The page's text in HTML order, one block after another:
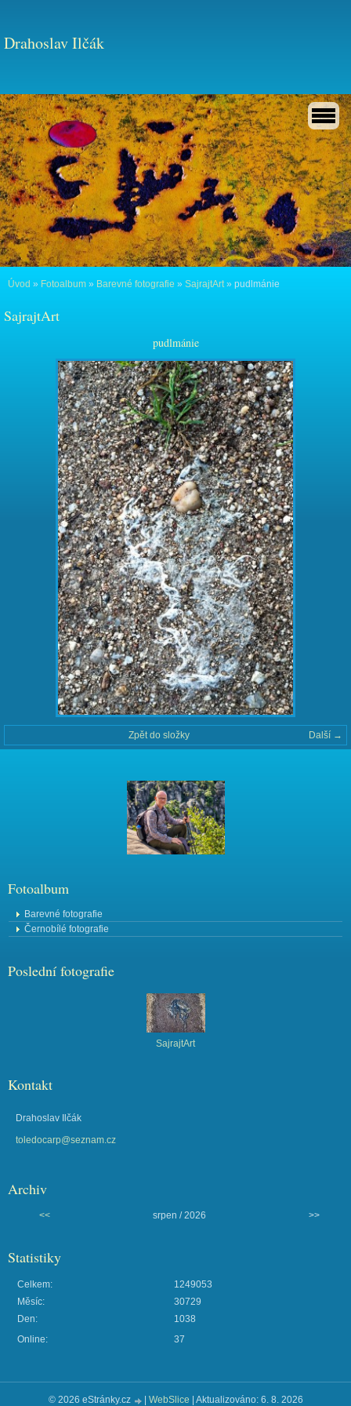
Drahoslav Ilčák
Úvod » Fotoalbum » Barevné fotografie » SajrajtArt» pudlmánie
SajrajtArt
pudlmánie
Další →
Zpět do složky
Fotoalbum
Barevné fotografie
Černobílé fotografie
Poslední fotografie
SajrajtArt
Kontakt
Drahoslav Ilčák
toledocarp@seznam.cz
Archiv
<< srpen / 2026 >>
Statistiky
Online: 37
Celkem:
1249053
Měsíc:
30729
Den:
1038
© 2026 eStránky.cz WebSlice Aktualizováno: 6. 8. 2026